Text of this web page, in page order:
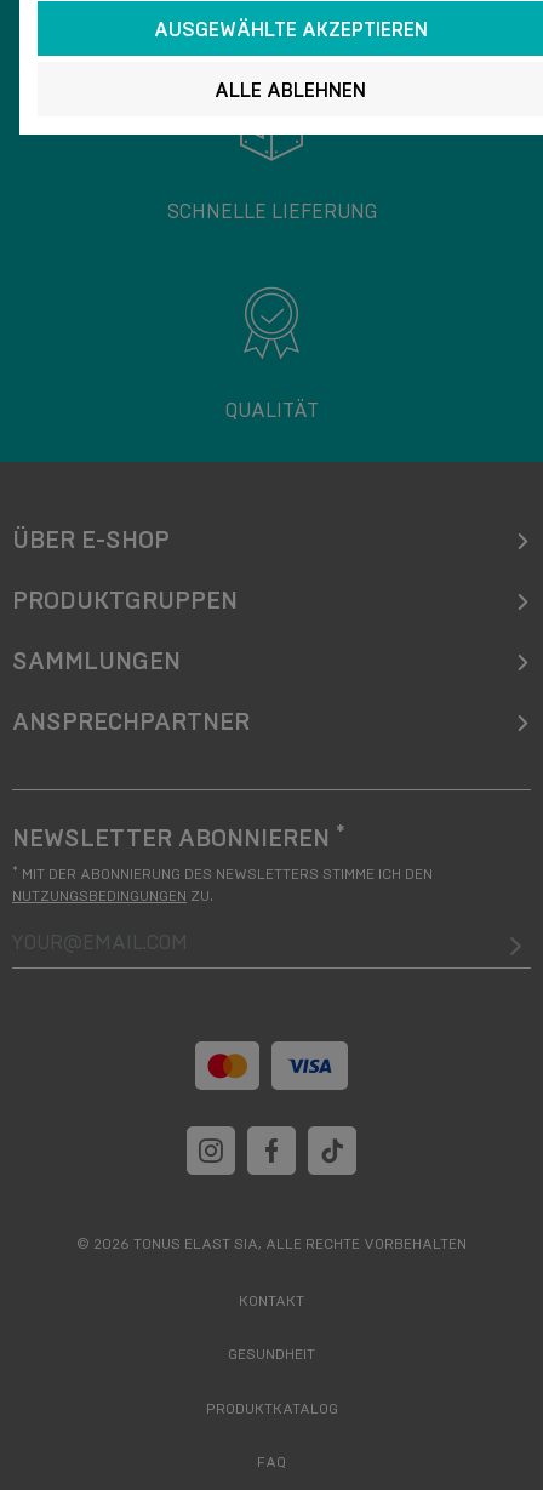
WELTWEITE LIEFERUNG
SCHNELLE LIEFERUNG
QUALITÄT
ÜBER E-SHOP
PRODUKTGRUPPEN
SAMMLUNGEN
ANSPRECHPARTNER
NEWSLETTER ABONNIEREN *
* MIT DER ABONNIERUNG DES NEWSLETTERS STIMME ICH DEN
NUTZUNGSBEDINGUNGEN ZU.
your@email.com
© 2026 TONUS ELAST SIA, ALLE RECHTE VORBEHALTEN
KONTAKT
GESUNDHEIT
PRODUKTKATALOG
FAQ
AUSGEWÄHLTE AKZEPTIEREN
ALLE ABLEHNEN